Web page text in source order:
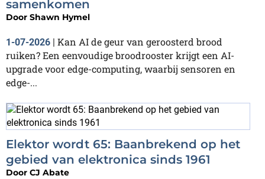
samenkomen
Door Shawn Hymel
1-07-2026
Kan AI de geur van geroosterd brood
ruiken? Een eenvoudige broodrooster krijgt een AI-
upgrade voor edge-computing, waarbij sensoren en
edge-...
Elektor wordt 65: Baanbrekend op het
gebied van elektronica sinds 1961
Door CJ Abate